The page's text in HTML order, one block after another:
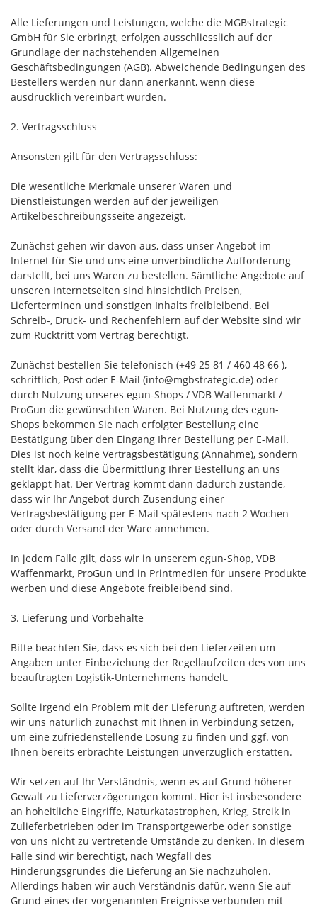
Alle Lieferungen und Leistungen, welche die MGBstrategic
GmbH für Sie erbringt, erfolgen ausschliesslich auf der
Grundlage der nachstehenden Allgemeinen
Geschäftsbedingungen (AGB). Abweichende Bedingungen des
Bestellers werden nur dann anerkannt, wenn diese
ausdrücklich vereinbart wurden.
2. Vertragsschluss
Ansonsten gilt für den Vertragsschluss:
Die wesentliche Merkmale unserer Waren und
Dienstleistungen werden auf der jeweiligen
Artikelbeschreibungsseite angezeigt.
Zunächst gehen wir davon aus, dass unser Angebot im
Internet für Sie und uns eine unverbindliche Aufforderung
darstellt, bei uns Waren zu bestellen. Sämtliche Angebote auf
unseren Internetseiten sind hinsichtlich Preisen,
Lieferterminen und sonstigen Inhalts freibleibend. Bei
Schreib-, Druck- und Rechenfehlern auf der Website sind wir
zum Rücktritt vom Vertrag berechtigt.
Zunächst bestellen Sie telefonisch (+49 25 81 / 460 48 66 ),
schriftlich, Post oder E-Mail (info@mgbstrategic.de) oder
durch Nutzung unseres egun-Shops / VDB Waffenmarkt /
ProGun die gewünschten Waren. Bei Nutzung des egun-
Shops bekommen Sie nach erfolgter Bestellung eine
Bestätigung über den Eingang Ihrer Bestellung per E-Mail.
Dies ist noch keine Vertragsbestätigung (Annahme), sondern
stellt klar, dass die Übermittlung Ihrer Bestellung an uns
geklappt hat. Der Vertrag kommt dann dadurch zustande,
dass wir Ihr Angebot durch Zusendung einer
Vertragsbestätigung per E-Mail spätestens nach 2 Wochen
oder durch Versand der Ware annehmen.
In jedem Falle gilt, dass wir in unserem egun-Shop, VDB
Waffenmarkt, ProGun und in Printmedien für unsere Produkte
werben und diese Angebote freibleibend sind.
3. Lieferung und Vorbehalte
Bitte beachten Sie, dass es sich bei den Lieferzeiten um
Angaben unter Einbeziehung der Regellaufzeiten des von uns
beauftragten Logistik-Unternehmens handelt.
Sollte irgend ein Problem mit der Lieferung auftreten, werden
wir uns natürlich zunächst mit Ihnen in Verbindung setzen,
um eine zufriedenstellende Lösung zu finden und ggf. von
Ihnen bereits erbrachte Leistungen unverzüglich erstatten.
Wir setzen auf Ihr Verständnis, wenn es auf Grund höherer
Gewalt zu Lieferverzögerungen kommt. Hier ist insbesondere
an hoheitliche Eingriffe, Naturkatastrophen, Krieg, Streik in
Zulieferbetrieben oder im Transportgewerbe oder sonstige
von uns nicht zu vertretende Umstände zu denken. In diesem
Falle sind wir berechtigt, nach Wegfall des
Hinderungsgrundes die Lieferung an Sie nachzuholen.
Allerdings haben wir auch Verständnis dafür, wenn Sie auf
Grund eines der vorgenannten Ereignisse verbunden mit